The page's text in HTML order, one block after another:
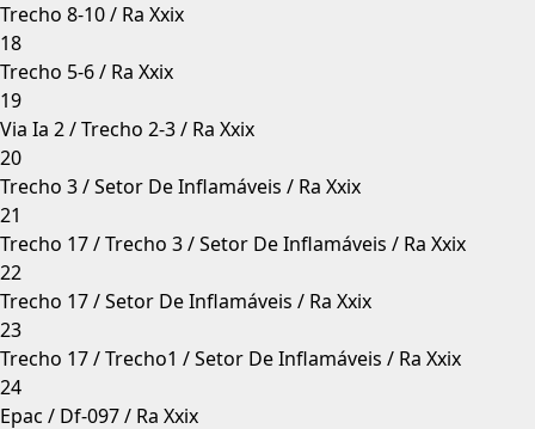
Trecho 8-10 / Ra Xxix
18
Trecho 5-6 / Ra Xxix
19
Via Ia 2 / Trecho 2-3 / Ra Xxix
20
Trecho 3 / Setor De Inflamáveis / Ra Xxix
21
Trecho 17 / Trecho 3 / Setor De Inflamáveis / Ra Xxix
22
Trecho 17 / Setor De Inflamáveis / Ra Xxix
23
Trecho 17 / Trecho1 / Setor De Inflamáveis / Ra Xxix
24
Epac / Df-097 / Ra Xxix